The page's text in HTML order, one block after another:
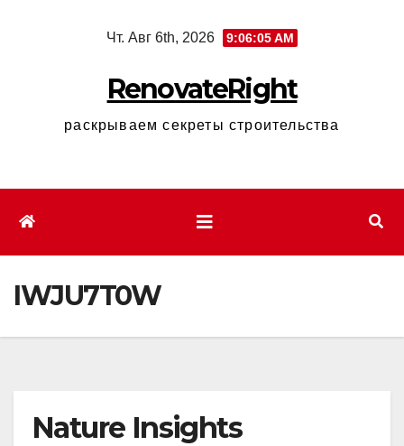
Чт. Авг 6th, 2026 9:06:06 AM
RenovateRight
раскрываем секреты строительства
IWJU7T0W
Nature Insights